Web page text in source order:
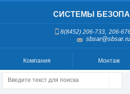
СИСТЕМЫ
8(8452) 206-733, 206-
sbsar@sbsar.ru
Монтаж
Компания